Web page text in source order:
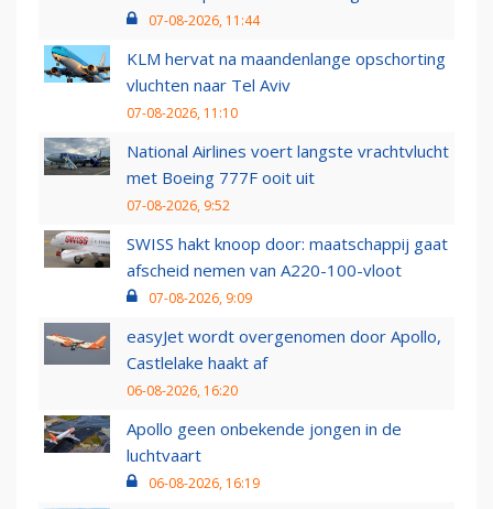
07-08-2026, 11:44
KLM hervat na maandenlange opschorting
vluchten naar Tel Aviv
07-08-2026, 11:10
National Airlines voert langste vrachtvlucht
met Boeing 777F ooit uit
07-08-2026, 9:52
SWISS hakt knoop door: maatschappij gaat
afscheid nemen van A220-100-vloot
07-08-2026, 9:09
easyJet wordt overgenomen door Apollo,
Castlelake haakt af
06-08-2026, 16:20
Apollo geen onbekende jongen in de
luchtvaart
06-08-2026, 16:19